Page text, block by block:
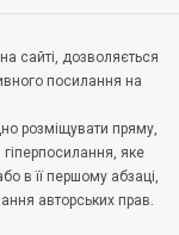
сайті, дозволяється
посилання на
розміщувати пряму,
яке
в її першому абзаці,
авторських прав.